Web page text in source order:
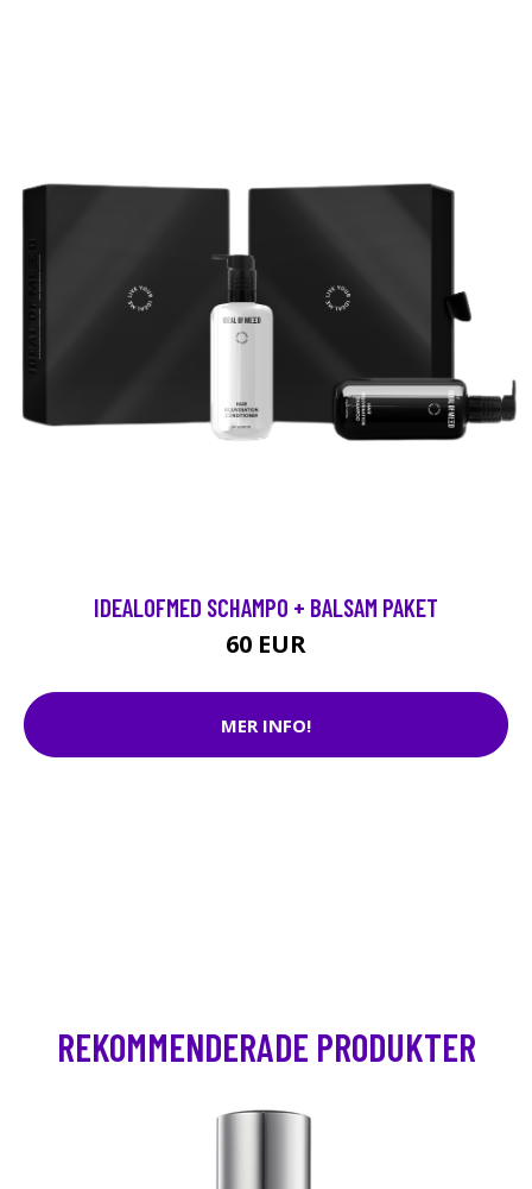
IDEALOFMED SCHAMPO + BALSAM PAKET
60 EUR
MER INFO!
REKOMMENDERADE PRODUKTER